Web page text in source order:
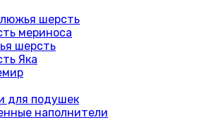
шерсть
мериноса
шерсть
Яка
для подушек
наполнители